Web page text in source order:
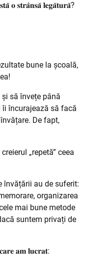
𝐨 𝐬𝐭𝐫𝐚̂𝐧𝐬𝐚̆ 𝐥𝐞𝐠𝐚̆𝐭𝐮𝐫𝐚̆?
bune la școală,
să învețe până
încurajează să facă
De fapt,
„repetă” ceea
învățării au de suferit:
organizarea
mai bune metode
suntem privați de
𝐚𝐦 𝐥𝐮𝐜𝐫𝐚𝐭: